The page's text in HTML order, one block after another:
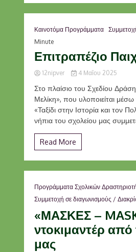
Καινοτόμα Προγράμματα
Minute
Επιτραπέζιο
12nipver 4 Μαΐου 2025
Στο πλαίσιο του Σχεδίου
Μελίκη», που υλοποιείται
«Ταξίδι στην Ιστορία και τον
νήπια του σχολείου μας
Read More
Προγράμματα Σχολικών
Συμμετοχή σε διαγωνισμούς /
«ΜΑΣΚΕΣ –
ντοκιμαντέρ από
μας